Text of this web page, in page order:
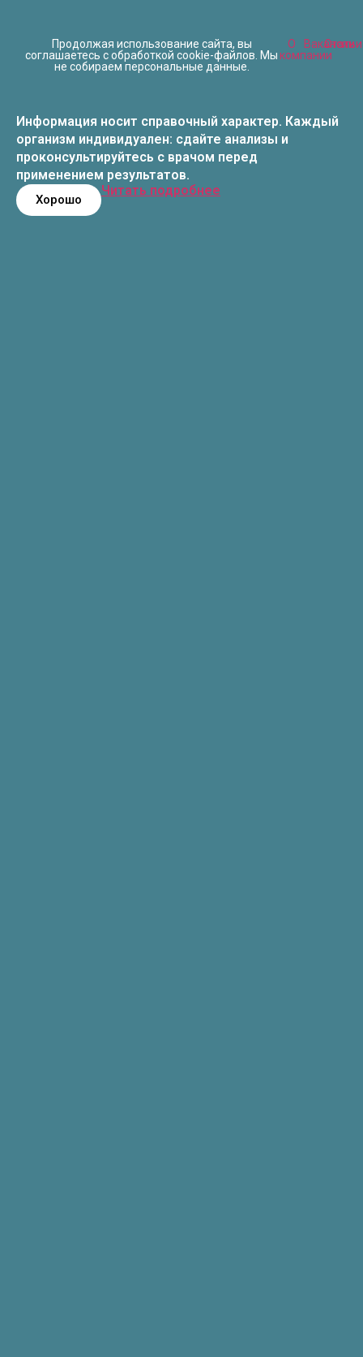
Продолжая использование сайта, вы
соглашаетесь с обработкой cookie-файлов. Мы
не собираем персональные данные.
О
компании
Вакансии
Статьи
Информация носит справочный характер. Каждый
организм индивидуален: сдайте анализы и
проконсультируйтесь с врачом перед
применением результатов.
Хорошо
Читать подробнее